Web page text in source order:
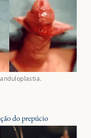
do prepúcio